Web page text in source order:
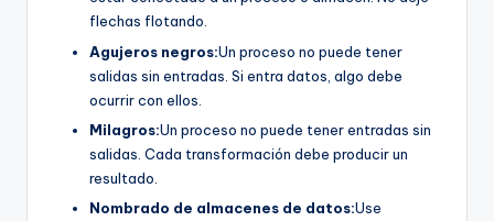
flechas flotando.
Agujeros negros:Un proceso no puede tener
salidas sin entradas. Si entra datos, algo debe
ocurrir con ellos.
Milagros:Un proceso no puede tener entradas sin
salidas. Cada transformación debe producir un
resultado.
Nombrado de almacenes de datos:Use